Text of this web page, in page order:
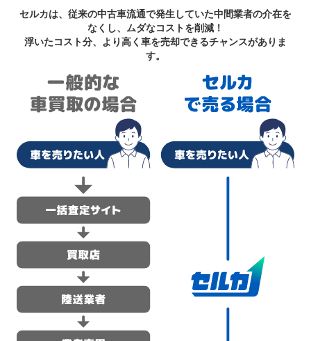
セルカは、従来の中古車流通で発生していた中間業者の介在を
なくし、ムダなコストを削減！
浮いたコスト分、より高く車を売却できるチャンスがありま
す。